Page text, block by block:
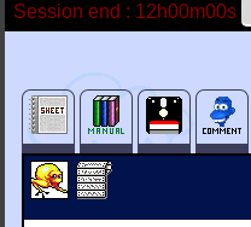
Session end : 12h00m00s